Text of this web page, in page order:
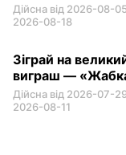
Дійсна від 2026-08-
2026-08-18
Зіграй на
виграш —
Дійсна від 2026-07-
2026-08-11